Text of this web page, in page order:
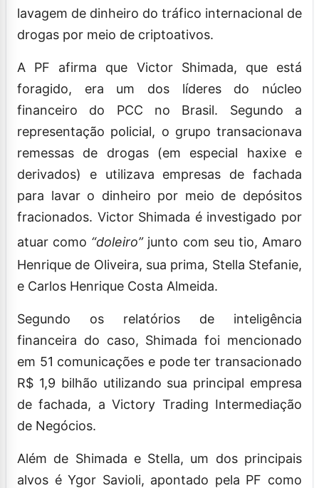
lavagem de dinheiro do tráfico internacional de
drogas por meio de criptoativos.
A PF afirma que Victor Shimada, que está
foragido, era um dos líderes do núcleo
financeiro do PCC no Brasil. Segundo a
representação policial, o grupo transacionava
remessas de drogas (em especial haxixe e
derivados) e utilizava empresas de fachada
para lavar o dinheiro por meio de depósitos
fracionados. Victor Shimada é investigado por
atuar como “doleiro”junto com seu tio, Amaro
Henrique de Oliveira, sua prima, Stella Stefanie,
e Carlos Henrique Costa Almeida.
Segundo os relatórios de inteligência
financeira do caso, Shimada foi mencionado
em 51 comunicações e pode ter transacionado
R$ 1,9 bilhão utilizando sua principal empresa
de fachada, a Victory Trading Intermediação
de Negócios.
Além de Shimada e Stella, um dos principais
alvos é Ygor Savioli, apontado pela PF como